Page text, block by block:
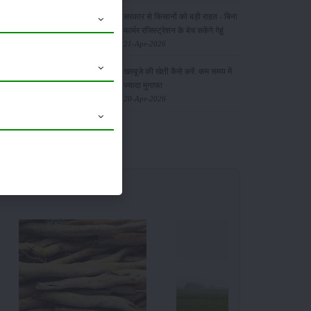
में
किंग
इसका
से ना
सरकार से किसानों को बड़ी राहत - बिना
फार्मर रजिस्ट्रेशन के बेच सकेंगे गेहूं
21-Apr-2026
खरबूजे की खेती कैसे करें: कम समय में
ज्यादा मुनाफा
20-Apr-2026